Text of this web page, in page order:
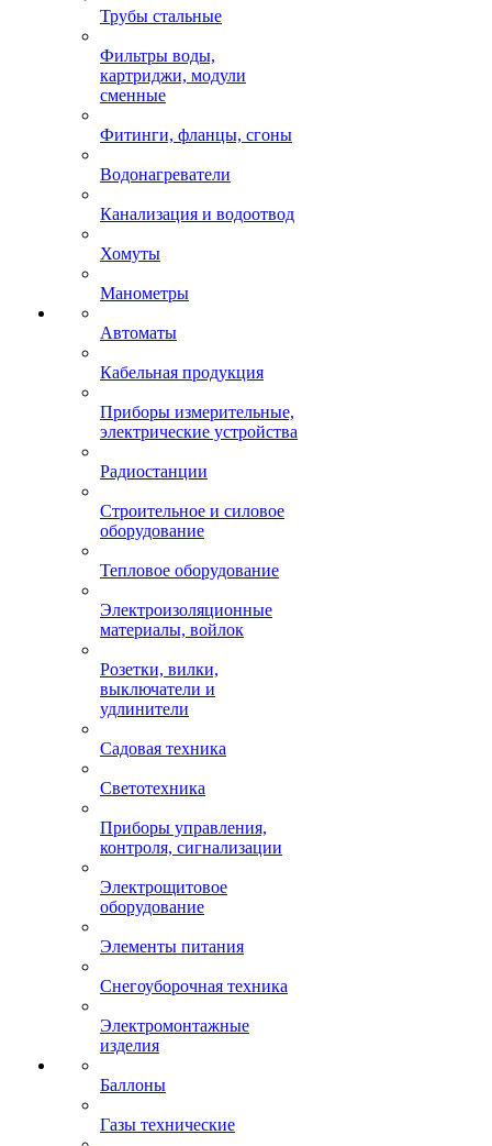
Трубы стальные
Фильтры воды,
картриджи, модули
сменные
Фитинги, фланцы, сгоны
Водонагреватели
Канализация и водоотвод
Хомуты
Манометры
Автоматы
Кабельная продукция
Приборы измерительные,
электрические устройства
Радиостанции
Строительное и силовое
оборудование
Тепловое оборудование
Электроизоляционные
материалы, войлок
Розетки, вилки,
выключатели и
удлинители
Садовая техника
Светотехника
Приборы управления,
контроля, сигнализации
Электрощитовое
оборудование
Элементы питания
Снегоуборочная техника
Электромонтажные
изделия
Баллоны
Газы технические